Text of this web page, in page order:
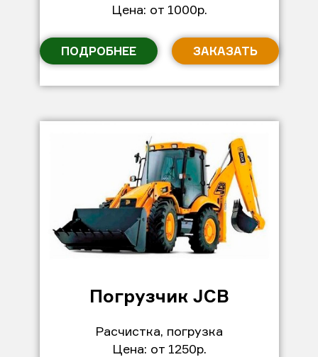
Цена: от 1000р.
ПОДРОБНЕЕ ЗАКАЗАТЬ
Погрузчик JCB
Расчистка, погрузка
Цена: от 1250р.